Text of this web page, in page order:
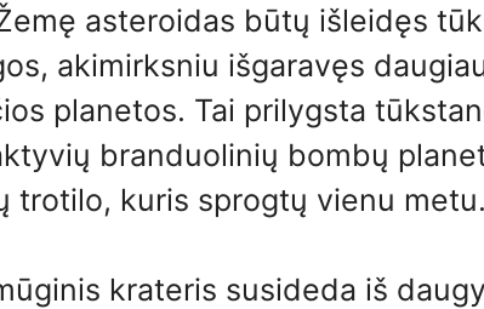
asteroidas būtų išleidęs
akimirksniu išgaravęs
planetos. Tai prilygsta
branduolinių bombų
trotilo, kuris sprogtų vienu metu.
krateris susideda iš